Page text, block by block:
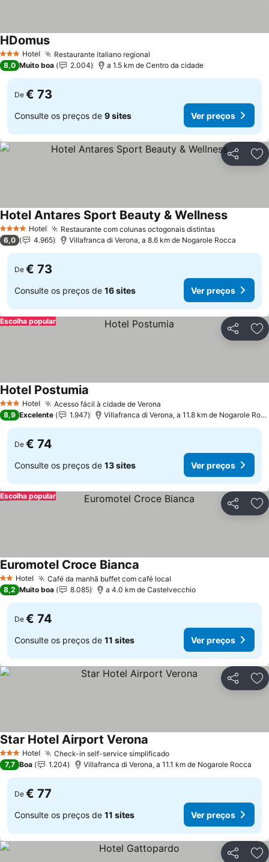
3 EstrelasHotel Restaurante italiano regional
HDomus
8,0 Muito boa 2.004 a 1.5 km de Centro da cidade
De € 73
Consulte os preços de 9 sites Ver preços
Partilhar
4 EstrelasHotel Restaurante com colunas octogonais distintas
Hotel Antares Sport Beauty & Wellness
6,0 4.965 Villafranca di Verona, a 8.6 km de Nogarole Rocca
De € 73
Consulte os preços de 16 sites Ver preços
Partilhar
Escolha popular
3 EstrelasHotel Acesso fácil à cidade de Verona
Hotel Postumia
8,9 Excelente 1.947 Villafranca di Verona, a 11.8 km de Nogarole Rocca
De € 74
Consulte os preços de 13 sites Ver preços
Partilhar
Escolha popular
2 Estrelas
Hotel Café da manhã buffet com café local
Euromotel Croce Bianca
8,2 Muito boa 8.085 a 4.0 km de Castelvecchio
De € 74
Consulte os preços de 11 sites Ver preços
Partilhar
3 EstrelasHotel Check-in self-service simplificado
Star Hotel Airport Verona
7,7 Boa 1.204 Villafranca di Verona, a 11.1 km de Nogarole Rocca
De € 77
Consulte os preços de 11 sites Ver preços
Partilhar